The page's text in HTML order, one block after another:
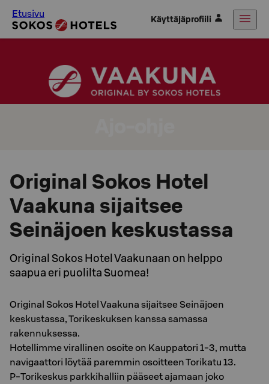
Etusivu Käyttäjäprofiili
Original Sokos Hotel
Vaakuna sijaitsee
Seinäjoen keskustassa
Original Sokos Hotel Vaakunaan on helppo
saapua eri puolilta Suomea!
Original Sokos Hotel Vaakuna sijaitsee Seinäjoen
keskustassa, Torikeskuksen kanssa samassa
rakennuksessa.
Hotellimme virallinen osoite on Kauppatori 1-3, mutta
navigaattori löytää paremmin osoitteen Torikatu 13.
P-Torikeskus parkkihalliin pääseet ajamaan joko